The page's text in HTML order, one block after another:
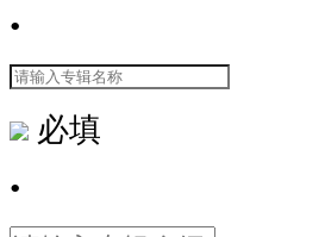
•
必填
•